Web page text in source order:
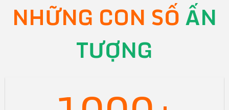
NHỮNG CON SỐ ẤN
TƯỢNG